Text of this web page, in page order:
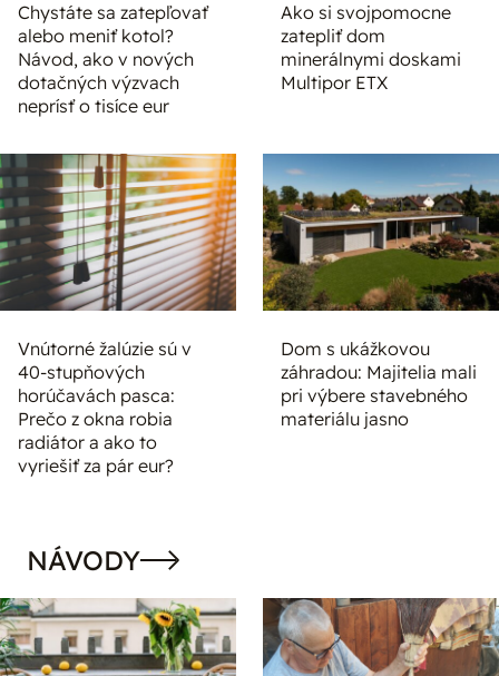
Chystáte sa zatepľovať
alebo meniť kotol?
Návod, ako v nových
dotačných výzvach
neprísť o tisíce eur
Ako si svojpomocne
zatepliť dom
minerálnymi doskami
Multipor ETX
Vnútorné žalúzie sú v
40-stupňových
horúčavách pasca:
Prečo z okna robia
radiátor a ako to
vyriešiť za pár eur?
Dom s ukážkovou
záhradou: Majitelia mali
pri výbere stavebného
materiálu jasno
NÁVODY